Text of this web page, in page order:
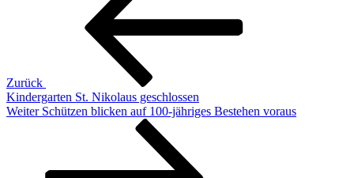
Zurück
Kindergarten St. Nikolaus geschlossen
Nächster
Weiter Schützen blicken auf 100-jähriges Bestehen voraus